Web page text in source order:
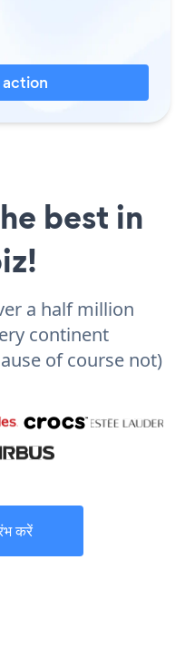
action
best in
a half million
continent
of course not)
करें